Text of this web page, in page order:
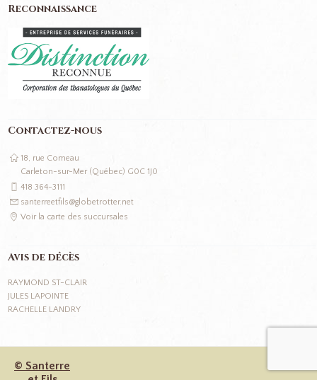
Reconnaissance
Contactez-nous
18, rue Comeau
Carleton-sur-Mer (Québec) G0C 1J0
418 364-3111
santerreetfils@globetrotter.net
Voir la carte des succursales
Avis de décès
RAYMOND ST-CLAIR
JULES LAPOINTE
RACHELLE LANDRY
© Santerre